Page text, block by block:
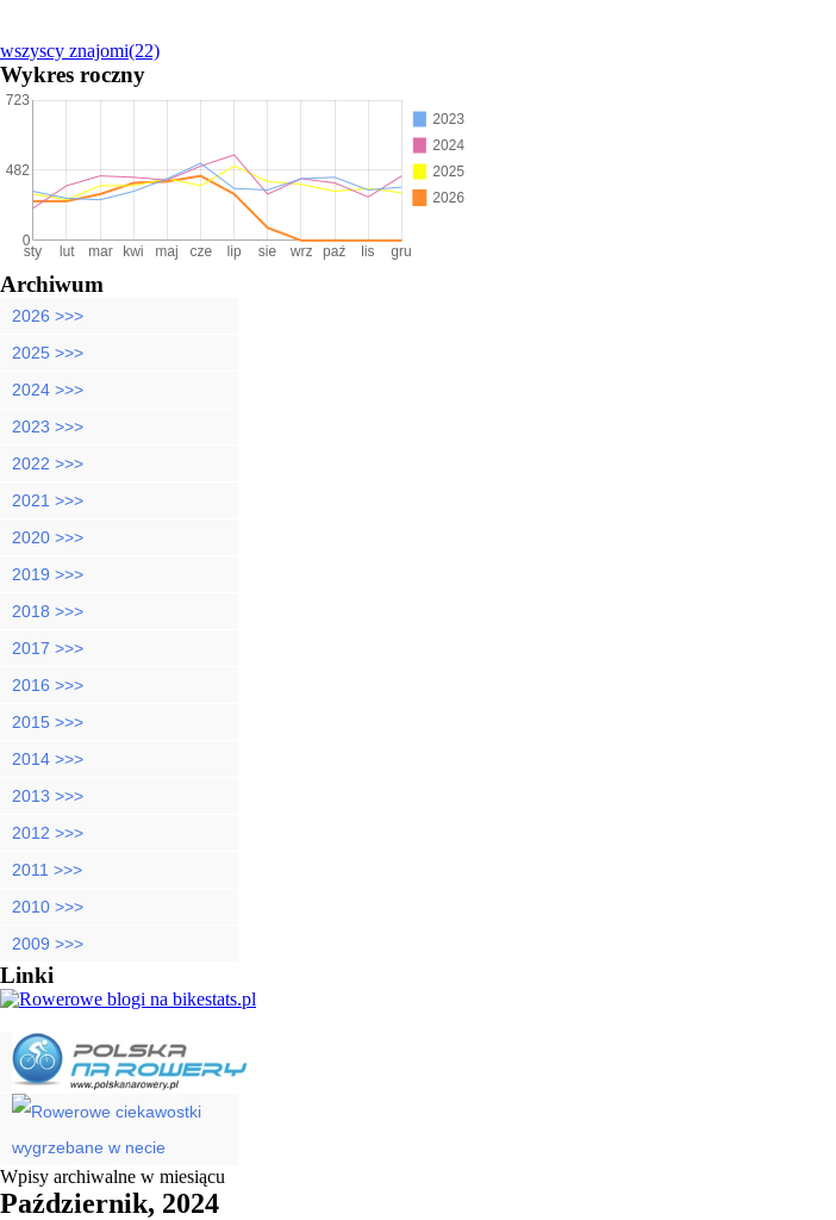
wszyscy znajomi(22)
Wykres roczny
Archiwum
2026 >>>
2025 >>>
2024 >>>
2023 >>>
2022 >>>
2021 >>>
2020 >>>
2019 >>>
2018 >>>
2017 >>>
2016 >>>
2015 >>>
2014 >>>
2013 >>>
2012 >>>
2011 >>>
2010 >>>
2009 >>>
Linki
Wpisy archiwalne w miesiącu
Październik, 2024